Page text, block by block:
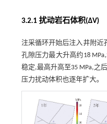
3.2.1 扰动岩石体积(ΔV)
注采循环开始后注入井附近
孔隙压力最大升高约18
稳定,最高升高至35 MPa,之
压力扰动体积也逐年扩大。